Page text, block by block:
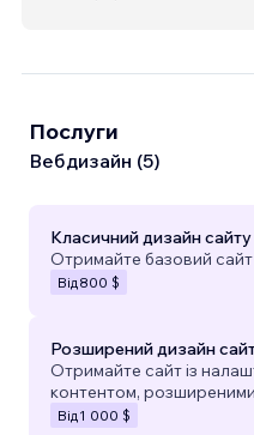
Послуги
Вебдизайн (5)
Класичний дизайн сайту
Отримайте базовий сайт
Від 800 $
Розширений дизайн
Отримайте сайт із
контентом,
Від 1 000 $